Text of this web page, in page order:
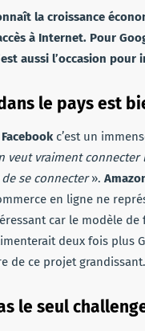
la croissance
à Internet. Pour
aussi l’occasion
le pays est
c’est un
veut vraiment
se connecter».
en ligne ne
car le modèle
deux fois plus
de ce projet grandissant.
le seul